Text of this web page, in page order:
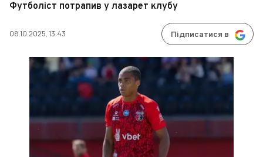
Футболіст потрапив у лазарет клубу
08.10.2025, 13:43 Підписатися в